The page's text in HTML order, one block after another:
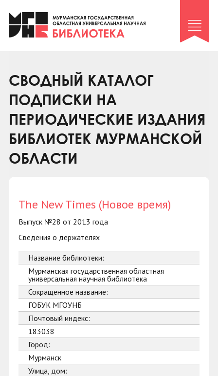
Клуб «Гиря и сельдерей»
Клуб «Семейный архив»
Коллегам
Контакты
СВОДНЫЙ КАТАЛОГ
ПОДПИСКИ НА
ПЕРИОДИЧЕСКИЕ ИЗДАНИЯ
БИБЛИОТЕК МУРМАНСКОЙ
ОБЛАСТИ
The New Times (Новое время)
Выпуск №28 от 2013 года
Сведения о держателях
Название библиотеки:
Мурманская государственная областная
универсальная научная библиотека
Сокращенное название:
ГОБУК МГОУНБ
Почтовый индекс:
183038
Город:
Мурманск
Улица, дом: